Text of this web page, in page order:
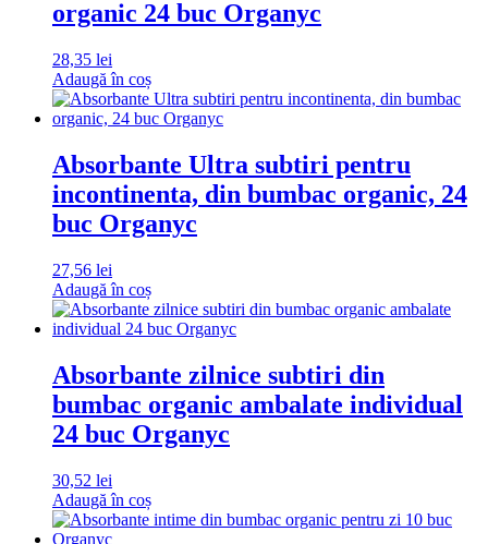
organic 24 buc Organyc
28,35 lei
Adaugă în coș
Absorbante Ultra subtiri pentru
incontinenta, din bumbac organic, 24
buc Organyc
27,56 lei
Adaugă în coș
Absorbante zilnice subtiri din
bumbac organic ambalate individual
24 buc Organyc
30,52 lei
Adaugă în coș